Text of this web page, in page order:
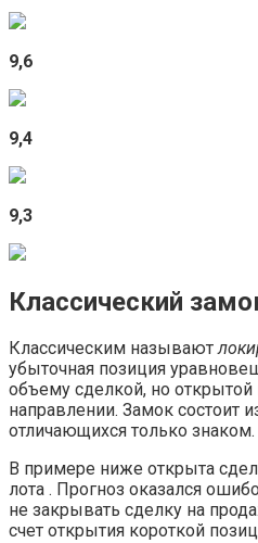
9,6
9,4
9,3
Классический
Классическим называют
убыточная позиция
объему сделкой, но
направлении. Замок состоит
отличающихся только знаком.
В примере ниже открыта
лота . Прогноз оказался
не закрывать сделку на
счет открытия короткой